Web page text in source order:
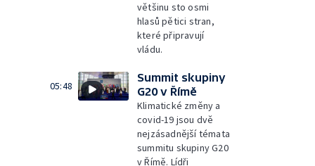
většinu sto osmi
hlasů pětici stran,
které připravují
vládu.
05:48
Summit skupiny
G20 v Římě
Klimatické změny a
covid-19 jsou dvě
nejzásadnější témata
summitu skupiny G20
v Římě. Lídři